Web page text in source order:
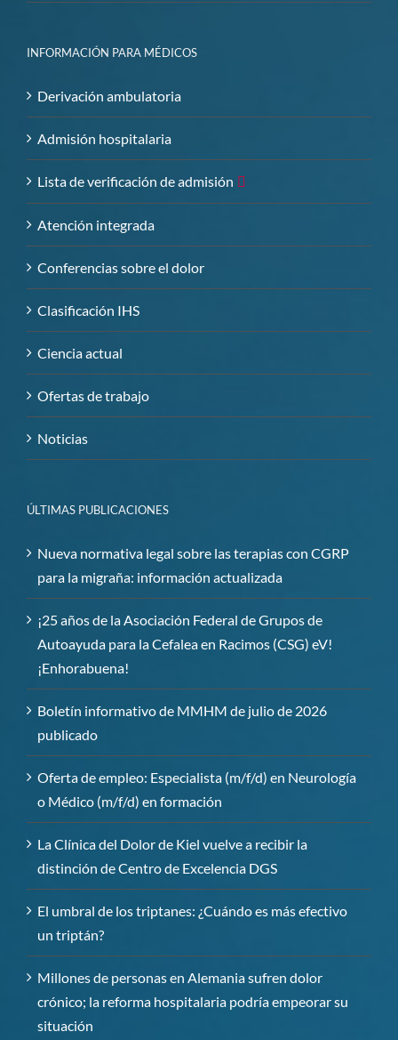
INFORMACIÓN PARA MÉDICOS
Derivación ambulatoria
Admisión hospitalaria
Lista de verificación de admisión
Atención integrada
Conferencias sobre el dolor
Clasificación IHS
Ciencia actual
Ofertas de trabajo
Noticias
ÚLTIMAS PUBLICACIONES
Nueva normativa legal sobre las terapias con CGRP
para la migraña: información actualizada
¡25 años de la Asociación Federal de Grupos de
Autoayuda para la Cefalea en Racimos (CSG) eV!
¡Enhorabuena!
Boletín informativo de MMHM de julio de 2026
publicado
Oferta de empleo: Especialista (m/f/d) en Neurología
o Médico (m/f/d) en formación
La Clínica del Dolor de Kiel vuelve a recibir la
distinción de Centro de Excelencia DGS
El umbral de los triptanes: ¿Cuándo es más efectivo
un triptán?
Millones de personas en Alemania sufren dolor
crónico; la reforma hospitalaria podría empeorar su
situación